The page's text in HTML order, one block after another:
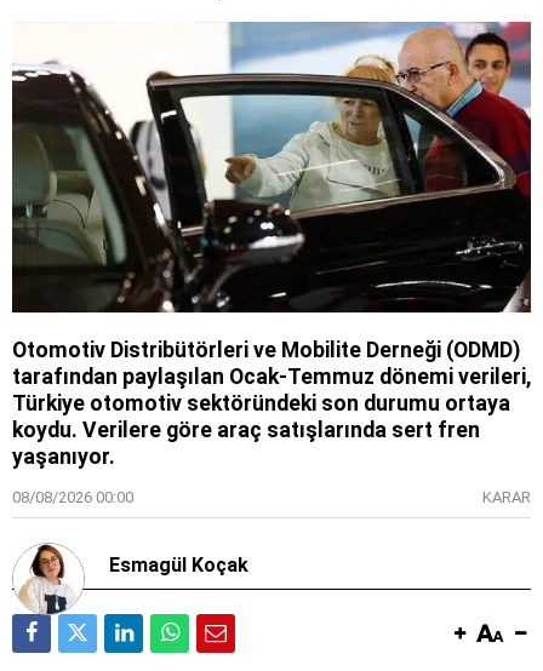
Otomotiv Distribütörleri ve Mobilite Derneği (ODMD)
tarafından paylaşılan Ocak-Temmuz dönemi verileri,
Türkiye otomotiv sektöründeki son durumu ortaya
koydu. Verilere göre araç satışlarında sert fren
yaşanıyor.
08/08/2026 00:00 KARAR
Esmagül Koçak